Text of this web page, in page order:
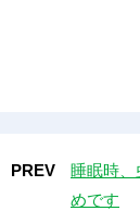
PREV
睡眠時、
めです